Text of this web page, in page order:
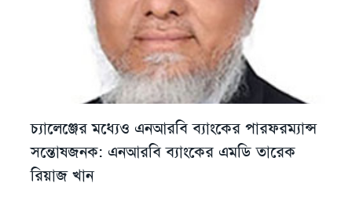
চ্যালেঞ্জের মধ্যেও এনআরবি ব্যাংকের পারফরম্যান্স
সন্তোষজনক: এনআরবি ব্যাংকের এমডি তারেক
রিয়াজ খান